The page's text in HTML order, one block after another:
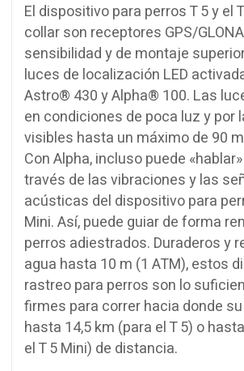
El dispositivo para perros T 5 y el
collar son receptores GPS/
sensibilidad y de montaje
luces de localización LED
Astro® 430 y Alpha® 100. Las
en condiciones de poca luz y por
visibles hasta un máximo de 90
Con Alpha, incluso puede
través de las vibraciones y las
acústicas del dispositivo para
Mini. Así, puede guiar de forma
perros adiestrados. Duraderos y
agua hasta 10 m (1 ATM), estos
rastreo para perros son lo
firmes para correr hacia donde
hasta 14,5 km (para el T 5) o
el T 5 Mini) de distancia.